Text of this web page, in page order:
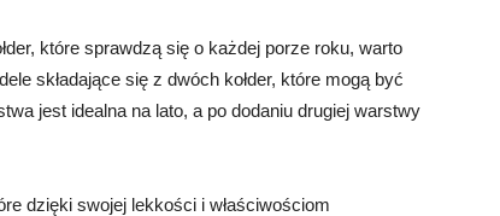
które sprawdzą się o każdej porze roku, warto
składające się z dwóch kołder, które mogą być
jest idealna na lato, a po dodaniu drugiej warstwy
dzięki swojej lekkości i właściwościom